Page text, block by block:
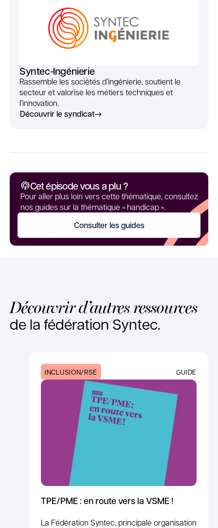
Syntec-Ingénierie
Rassemble les sociétés d’ingénierie, soutient le
secteur et valorise les métiers techniques et
l’innovation.
Découvrir le syndicat
Cet épisode vous a plu ?
Pour aller plus loin vers cette thématique, consultez
nos guides sur la thématique « handicap ».
Consulter les guides
Découvrir d’autres ressources
de la fédération Syntec.
INCLUSION/RSE GUIDE
TPE/PME : en route vers la VSME !
La Fédération Syntec, principale organisation